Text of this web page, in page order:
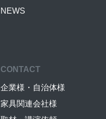
NEWS
CONTACT
企業様・自治体様
家具関連会社様